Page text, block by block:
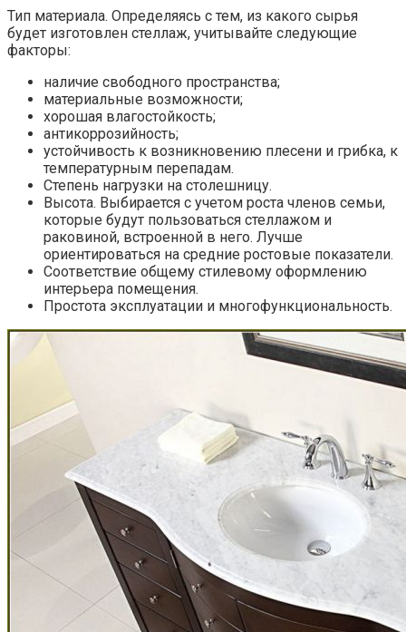
Тип материала. Определяясь с тем, из какого сырья
будет изготовлен стеллаж, учитывайте следующие
факторы:
наличие свободного пространства;
материальные возможности;
хорошая влагостойкость;
антикоррозийность;
устойчивость к возникновению плесени и грибка, к
температурным перепадам.
Степень нагрузки на столешницу.
Высота. Выбирается с учетом роста членов семьи,
которые будут пользоваться стеллажом и
раковиной, встроенной в него. Лучше
ориентироваться на средние ростовые показатели.
Соответствие общему стилевому оформлению
интерьера помещения.
Простота эксплуатации и многофункциональность.